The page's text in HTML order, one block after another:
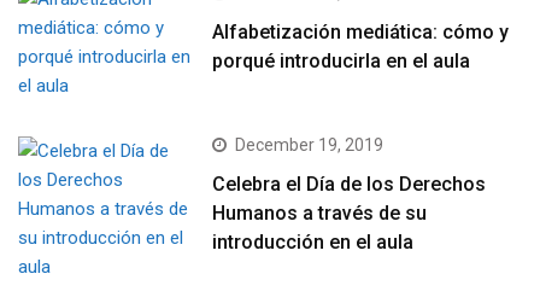
Alfabetización mediática: cómo y
porqué introducirla en el aula
December 19, 2019
Celebra el Día de los Derechos
Humanos a través de su
introducción en el aula